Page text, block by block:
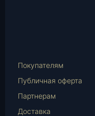
Mail
Покупателям
Публичная оферта
Партнерам
Доставка